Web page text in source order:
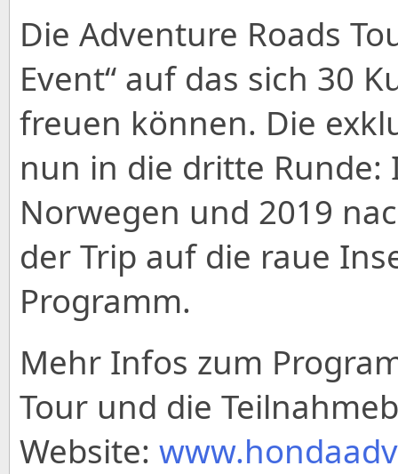
Die Adventure Roads
Event“ auf das sich 30
freuen können. Die
nun in die dritte Runde:
Norwegen und 2019
der Trip auf die raue
Programm.
Mehr Infos zum
Tour und die
Website: